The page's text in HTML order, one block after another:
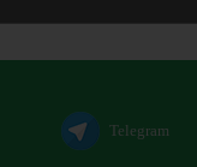
Telegram